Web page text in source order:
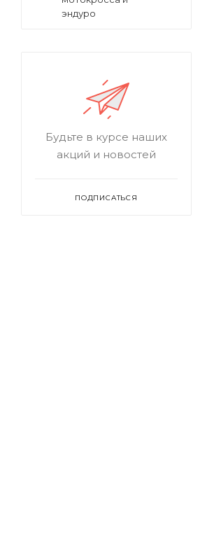
эндуро
Будьте в курсе наших
акций и новостей
ПОДПИСАТЬСЯ